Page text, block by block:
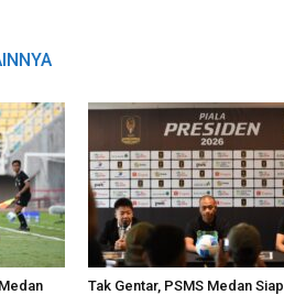
Tak Gentar, PSMS Medan Siap